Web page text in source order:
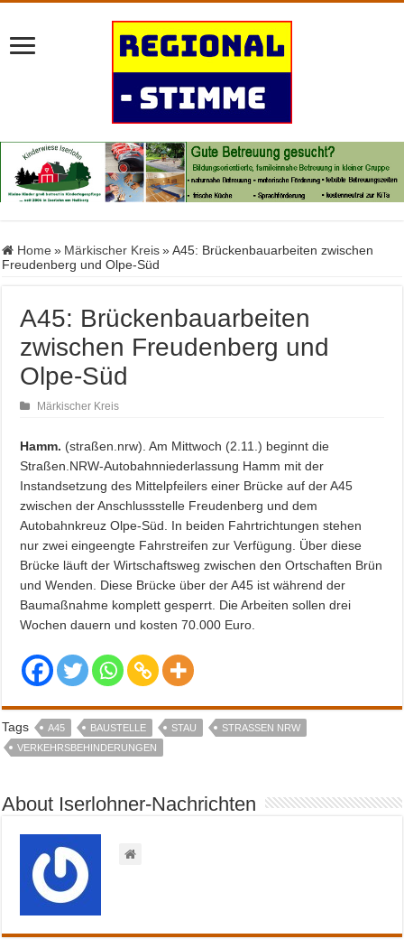
Home » Märkischer Kreis » A45: Brückenbauarbeiten zwischen
Freudenberg und Olpe-Süd
A45: Brückenbauarbeiten
zwischen Freudenberg und
Olpe-Süd
Märkischer Kreis
Hamm. (straßen.nrw). Am Mittwoch (2.11.) beginnt die
Straßen.NRW-Autobahnniederlassung Hamm mit der
Instandsetzung des Mittelpfeilers einer Brücke auf der A45
zwischen der Anschlussstelle Freudenberg und dem
Autobahnkreuz Olpe-Süd. In beiden Fahrtrichtungen stehen
nur zwei eingeengte Fahrstreifen zur Verfügung. Über diese
Brücke läuft der Wirtschaftsweg zwischen den Ortschaften Brün
und Wenden. Diese Brücke über der A45 ist während der
Baumaßnahme komplett gesperrt. Die Arbeiten sollen drei
Wochen dauern und kosten 70.000 Euro.
Tags A45 BAUSTELLE STAU
STRASSEN NRW
VERKEHRSBEHINDERUNGEN
About Iserlohner-Nachrichten